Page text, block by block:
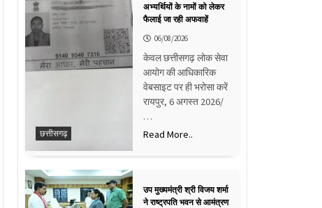
छत्तीसगढ़
अभ्यर्थियों के नामों को लेकर
फैलाई जा रही अफवाहें
06/08/2026
केवल छत्तीसगढ़ लोक सेवा
आयोग की आधिकारिक
वेबसाइट पर ही भरोसा करें
रायपुर, 6 अगस्त 2026/
…
Read More..
उप मुख्यमंत्री श्री विजय शर्मा
ने राष्ट्रपति भवन से आमंत्रण